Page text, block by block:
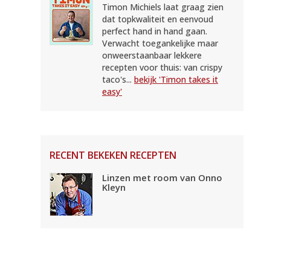
Timon Michiels laat graag zien
dat topkwaliteit en eenvoud
perfect hand in hand gaan.
Verwacht toegankelijke maar
onweerstaanbaar lekkere
recepten voor thuis: van crispy
taco's... bekijk 'Timon takes it
easy'
RECENT BEKEKEN RECEPTEN
Linzen met room van Onno
Kleyn